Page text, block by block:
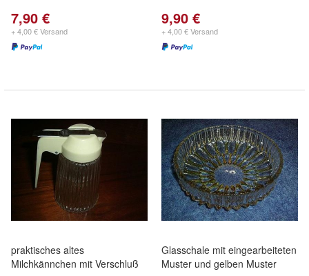
7,90 €
+ 4,00 € Versand
9,90 €
+ 4,00 € Versand
praktisches altes
Milchkännchen mit Verschluß
Glasschale mit eingearbeiteten
Muster und gelben Muster